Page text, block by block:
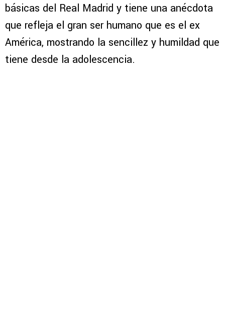
básicas del Real Madrid y tiene una anécdota
que refleja el gran ser humano que es el ex
América, mostrando la sencillez y humildad que
tiene desde la adolescencia.